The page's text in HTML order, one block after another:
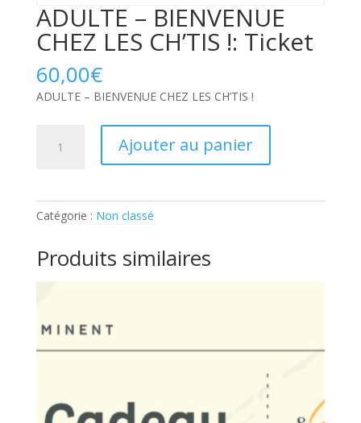
ADULTE – BIENVENUE
CHEZ LES CH’TIS !: Ticket
60,00€
ADULTE – BIENVENUE CHEZ LES CH’TIS !
BIENVENUE
CHEZ
CH’TIS
!:
Ajouter au panier
Catégorie : Non classé
Produits similaires